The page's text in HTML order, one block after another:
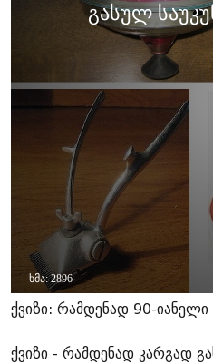
ქვიზი: რამდენად 90-იანელი
ქვიზი - რამდენად კარგად